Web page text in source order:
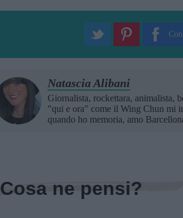
Natascia Alibani
Giornalista, rockettara, animalista,
"qui e ora" come il Wing Chun mi
quando ho memoria, amo
Cosa ne pensi?